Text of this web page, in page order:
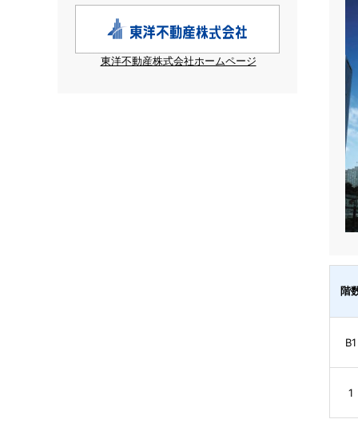
階
B1
1
東洋不動産株式会社ホームページ